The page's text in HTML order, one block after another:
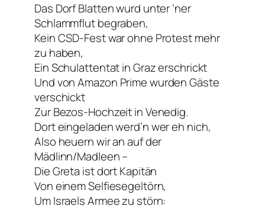
Das Dorf Blatten wurd unter ’ner
Schlammflut begraben,
Kein CSD-Fest war ohne Protest mehr
zu haben,
Ein Schulattentat in Graz erschrickt
Und von Amazon Prime wurden Gäste
verschickt
Zur Bezos-Hochzeit in Venedig.
Dort eingeladen werd’n wer eh nich,
Also heuern wir an auf der
Mädlinn/Madleen –
Die Greta ist dort Kapitän
Von einem Selfiesegeltörn,
Um Israels Armee zu störn: